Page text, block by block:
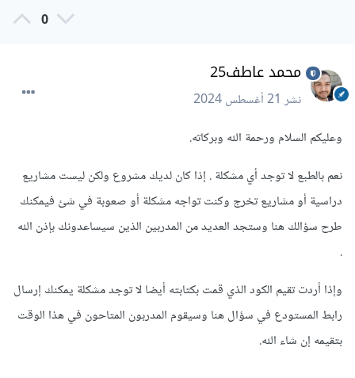
0
محمد عاطف25
نشر21 أغسطس 2024
وعليكم السلام ورحمة الله وبركاته.
نعم بالطبع لا توجد أي مشكلة . إذا كان لديك مشروع ولكن ليست مشاريع
دراسية أو مشاريع تخرج وكنت تواجه مشكلة أو صعوبة في شئ فيمكنك
طرح سؤالك هنا وستجد العديد من المدربين الذين سيساعدونك بإذن الله
وإذا أردت تقيم الكود الذي قمت بكتابته أيضا لا توجد مشكلة يمكنك إرسال
رابط المستودع في سؤال هنا وسيقوم المدربون المتاحون في هذا الوقت
بتقيمه إن شاء الله.